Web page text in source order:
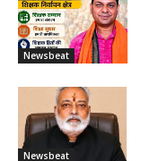
Newsbeat
Newsbeat